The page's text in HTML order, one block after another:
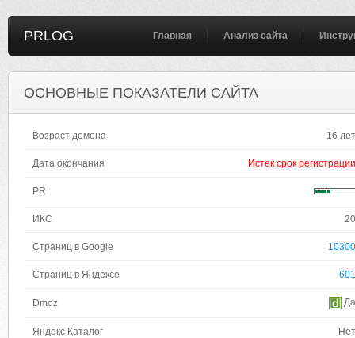
PRLOG Главная Анализ сайта
ОСНОВНЫЕ ПОКАЗАТЕЛИ САЙТА
Возраст домена 16 лет
Дата окончания Истек срок регистрации
PR
ИКС 20
Страниц в Google 10300
Страниц в Яндексе 601
Dmoz Да
Яндекс Каталог Нет